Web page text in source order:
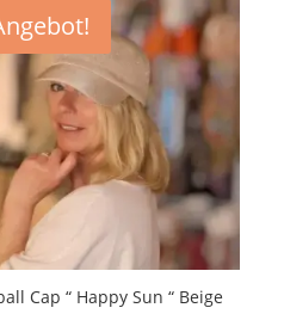
Cap “ Happy Sun “ Beige